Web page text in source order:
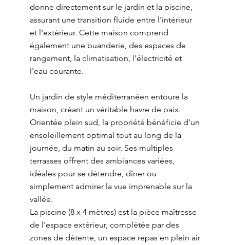
donne directement sur le jardin et la piscine,
assurant une transition fluide entre l'intérieur
et l'extérieur. Cette maison comprend
également une buanderie, des espaces de
rangement, la climatisation, l'électricité et
l'eau courante.
Un jardin de style méditerranéen entoure la
maison, créant un véritable havre de paix.
Orientée plein sud, la propriété bénéficie d'un
ensoleillement optimal tout au long de la
journée, du matin au soir. Ses multiples
terrasses offrent des ambiances variées,
idéales pour se détendre, dîner ou
simplement admirer la vue imprenable sur la
vallée.
La piscine (8 x 4 mètres) est la pièce maîtresse
de l'espace extérieur, complétée par des
zones de détente, un espace repas en plein air